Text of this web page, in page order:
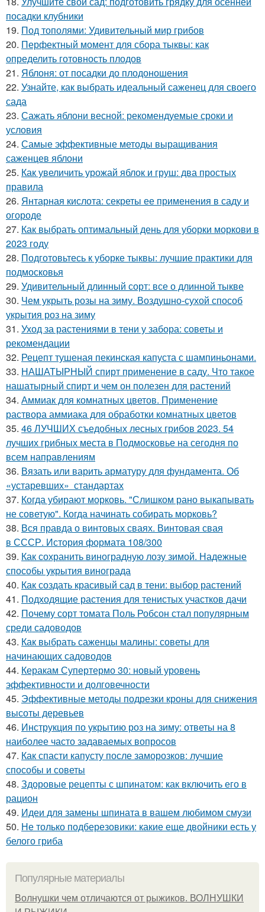
посадки клубники
19. Под тополями: Удивительный мир грибов
20. Перфектный момент для сбора тыквы: как
определить готовность плодов
21. Яблоня: от посадки до плодоношения
22. Узнайте, как выбрать идеальный саженец для своего
сада
23. Сажать яблони весной: рекомендуемые сроки и
условия
24. Самые эффективные методы выращивания
саженцев яблони
25. Как увеличить урожай яблок и груш: два простых
правила
26. Янтарная кислота: секреты ее применения в саду и
огороде
27. Как выбрать оптимальный день для уборки моркови в
2023 году
28. Подготовьтесь к уборке тыквы: лучшие практики для
подмосковья
29. Удивительный длинный сорт: все о длинной тыкве
30. Чем укрыть розы на зиму. Воздушно-сухой способ
укрытия роз на зиму
31. Уход за растениями в тени у забора: советы и
рекомендации
32. Рецепт тушеная пекинская капуста с шампиньонами.
33. НАШАТЫРНЫЙ спирт применение в саду. Что такое
нашатырный спирт и чем он полезен для растений
34. Аммиак для комнатных цветов. Применение
раствора аммиака для обработки комнатных цветов
35. 46 ЛУЧШИХ съедобных лесных грибов 2023. 54
лучших грибных места в Подмосковье на сегодня по
всем направлениям
36. Вязать или варить арматуру для фундамента. Об
«устаревших» стандартах
37. Когда убирают морковь. "Слишком рано выкапывать
не советую". Когда начинать собирать морковь?
38. Вся правда о винтовых сваях. Винтовая свая
в СССР. История формата 108/300
39. Как сохранить виноградную лозу зимой. Надежные
способы укрытия винограда
40. Как создать красивый сад в тени: выбор растений
41. Подходящие растения для тенистых участков дачи
42. Почему сорт томата Поль Робсон стал популярным
среди садоводов
43. Как выбрать саженцы малины: советы для
начинающих садоводов
44. Керакам Супертермо 30: новый уровень
эффективности и долговечности
45. Эффективные методы подрезки кроны для снижения
высоты деревьев
46. Инструкция по укрытию роз на зиму: ответы на 8
наиболее часто задаваемых вопросов
47. Как спасти капусту после заморозков: лучшие
способы и советы
48. Здоровые рецепты с шпинатом: как включить его в
рацион
49. Идеи для замены шпината в вашем любимом смузи
50. Не только подберезовики: какие еще двойники есть у
белого гриба
Популярные материалы
Волнушки чем отличаются от рыжиков. ВОЛНУШКИ